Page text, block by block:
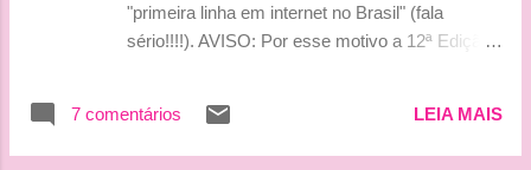
"primeira linha em internet no Brasil" (fala
sério!!!!). AVISO: Por esse motivo a 12ª Edição
Net Niterói... bjinhos Tati PS.: Esta nota foi
digitada pelo 'ghostwriter' de plantão, mais
7 comentários LEIA MAIS